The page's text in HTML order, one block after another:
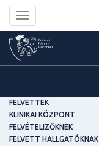
Toggle
navigation
FELVETTEK
KLINIKAI KÖZPONT
FELVÉTELIZŐKNEK
FELVETT HALLGATÓKNAK